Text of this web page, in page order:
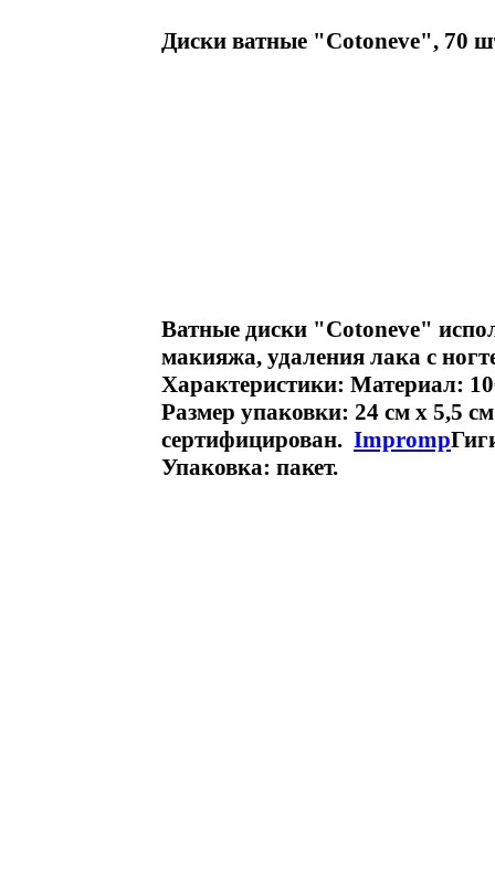
Диски ватные "Cotoneve", 70
Ватные диски "Cotoneve"
макияжа, удаления лака с
Характеристики: Материал:
Размер упаковки: 24 см х 5,5
сертифицирован. Impromp
Упаковка: пакет.